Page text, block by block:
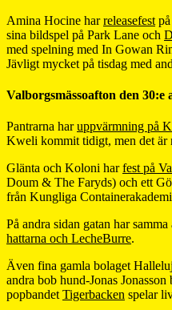
Amina Hocine harreleasefest
sina bildspel på Park Lane och
med spelning med In Gowan
Jävligt mycket på tisdag med
Valborgsmässoafton den 30:e
Pantrarna haruppvärmning på
Kweli kommit tidigt, men det är
Glänta och Koloni harfest på
Doum & The Faryds) och ett
från Kungliga
På andra sidan gatan har
hattarna och LecheBurre.
Även fina gamla bolaget
andra bob hund-Jonas
popbandet Tigerbacken spelar